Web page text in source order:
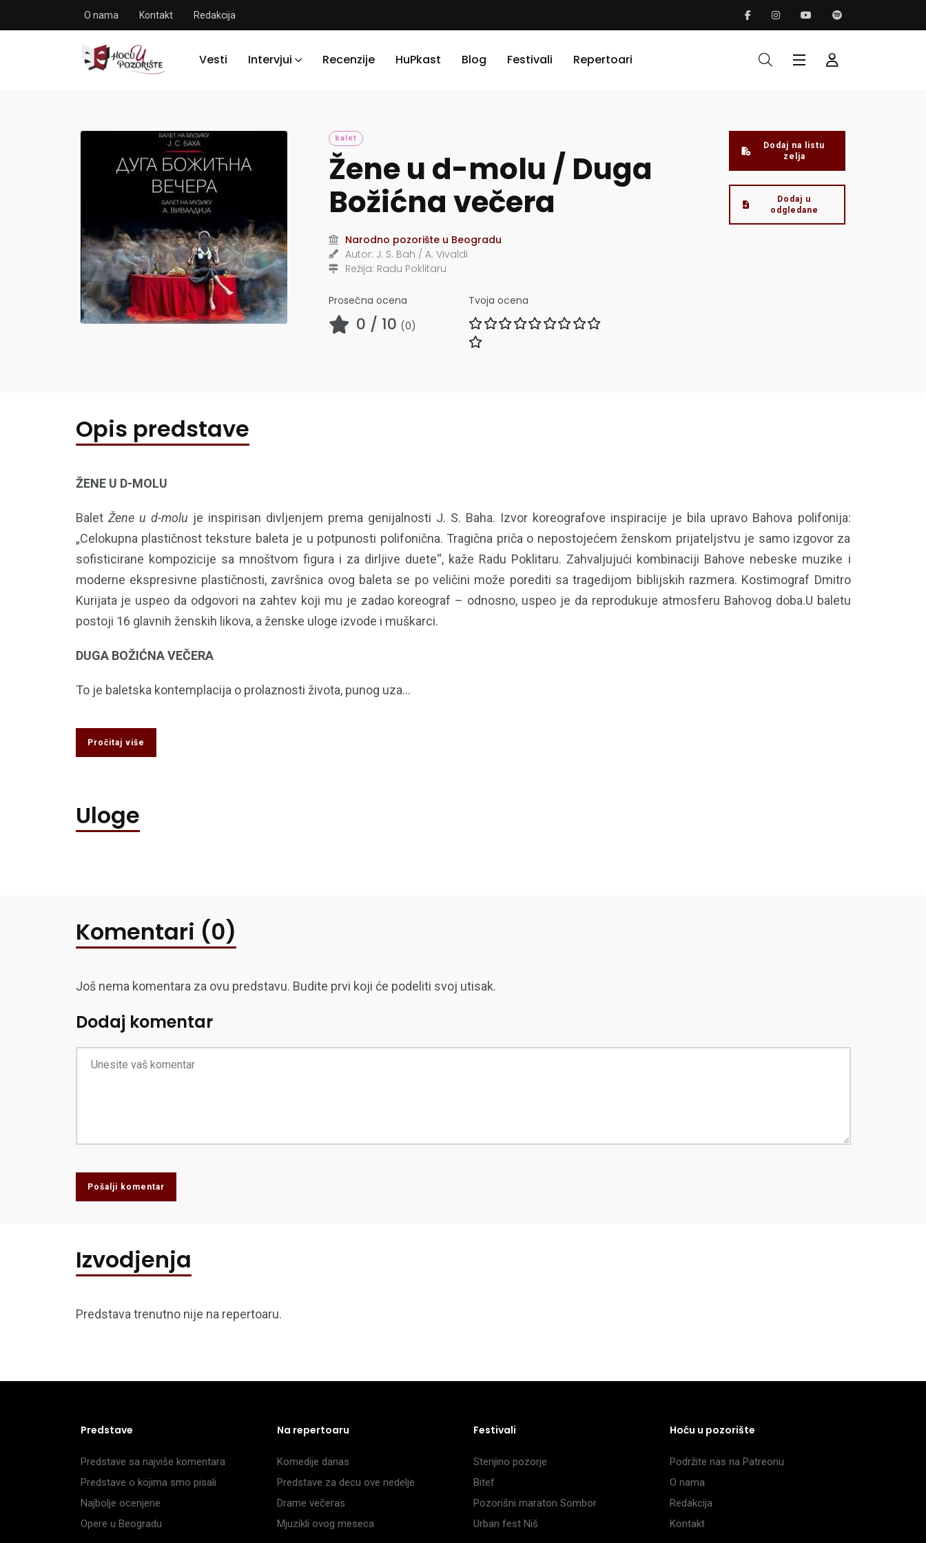
O nama Kontakt Redakcija
Vesti Intervjui Recenzije HuPkast Blog Festivali Repertoari
balet
Žene u d-molu / Duga
Božićna večera
Narodno pozorište u Beogradu
Autor: J. S. Bah / A. Vivaldi
Režija: Radu Poklitaru
Prosečna ocena
0 / 10 (0)
Tvoja ocena
Dodaj na listu
zelja
Dodaj u
odgledane
Opis predstave
ŽENE U D-MOLU
Balet Žene u d-molu je inspirisan divljenjem prema genijalnosti J. S. Baha. Izvor koreografove inspiracije je bila upravo Bahova polifonija:
„Celokupna plastičnost teksture baleta je u potpunosti polifonična. Tragična priča o nepostojećem ženskom prijateljstvu je samo izgovor za
sofisticirane kompozicije sa mnoštvom figura i za dirljive duete“, kaže Radu Poklitaru. Zahvaljujući kombinaciji Bahove nebeske muzike i
moderne ekspresivne plastičnosti, završnica ovog baleta se po veličini može porediti sa tragedijom biblijskih razmera. Kostimograf Dmitro
Kurijata je uspeo da odgovori na zahtev koji mu je zadao koreograf – odnosno, uspeo je da reprodukuje atmosferu Bahovog doba.U baletu
postoji 16 glavnih ženskih likova, a ženske uloge izvode i muškarci.
DUGA BOŽIĆNA VEČERA
To je baletska kontemplacija o prolaznosti života, punog uza...
Pročitaj više
Uloge
Komentari (0)
Još nema komentara za ovu predstavu. Budite prvi koji će podeliti svoj utisak.
Dodaj komentar
Pošalji komentar
Izvodjenja
Predstava trenutno nije na repertoaru.
Predstave
Predstave sa najviše komentara
Predstave o kojima smo pisali
Najbolje ocenjene
Opere u Beogradu
Na repertoaru
Komedije danas
Predstave za decu ove nedelje
Drame večeras
Mjuzikli ovog meseca
Festivali
Sterijino pozorje
Bitef
Pozorišni maraton Sombor
Urban fest Niš
Hoću u pozorište
Podržite nas na Patreonu
O nama
Redakcija
Kontakt